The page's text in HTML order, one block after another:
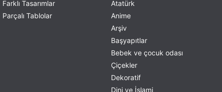
Farklı Tasarımlar
Parçalı Tablolar
Atatürk
Anime
Arşiv
Başyapıtlar
Bebek ve çocuk odası
Çiçekler
Dekoratif
Dini ve İslami